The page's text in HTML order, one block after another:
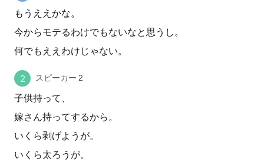
もうええかな。
今からモテるわけでもないなと思うし。
何でもええわけじゃない。
スピーカー 2
子供持って、
嫁さん持ってするから。
いくら剥げようが。
いくら太ろうが。